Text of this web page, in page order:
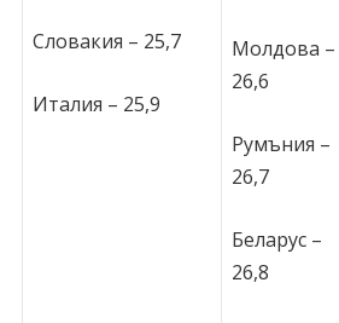
Словакия – 25,7
Италия – 25,9
Молдова –
26,6
Румъния –
26,7
Беларус –
26,8